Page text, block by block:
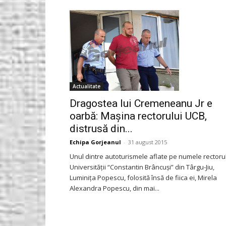
Gorjeanul.ro
Actualitate
Dragostea lui Cremeneanu Jr e
oarbă: Maşina rectorului UCB,
distrusă din...
Echipa Gorjeanul - 31 august 2015
Unul dintre autoturismele aflate pe numele
Universităţii “Constantin Brâncuşi” din Târgu-Jiu,
Luminiţa Popescu, folosită însă de fiica ei, Mirela
Alexandra Popescu, din mai...